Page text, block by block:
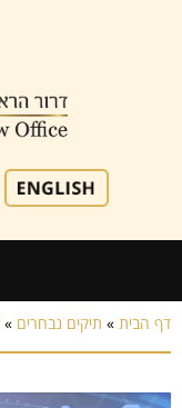
דף הבית » תיקים נבחרים »